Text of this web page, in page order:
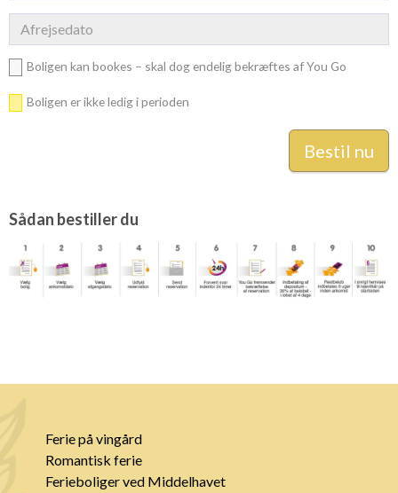
Boligen kan bookes – skal dog endelig bekræftes af You Go
Boligen er ikke ledig i perioden
Sådan bestiller du
Ferie på vingård
Romantisk ferie
Ferieboliger ved Middelhavet